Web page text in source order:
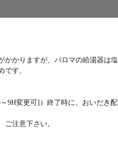
かかりますが、パロマの給湯器は塩
です。
9H変更可]）終了時に、おいだき配
注意下さい。